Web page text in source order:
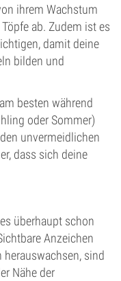
ihrem Wachstum
ab. Zudem ist es
damit deine
bilden und
besten während
oder Sommer)
unvermeidlichen
dass sich deine
überhaupt schon
Anzeichen
herauswachsen, sind
Nähe der